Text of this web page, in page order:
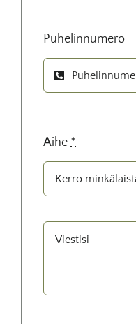
Puhelinnumero
Aihe *